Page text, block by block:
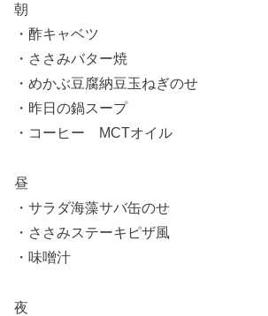
朝
・酢キャベツ
・ささみバター焼
・めかぶ豆腐納豆玉ねぎのせ
・昨日の鍋スープ
・コーヒー MCTオイル
昼
・サラダ海藻サバ缶のせ
・ささみステーキピザ風
・味噌汁
夜